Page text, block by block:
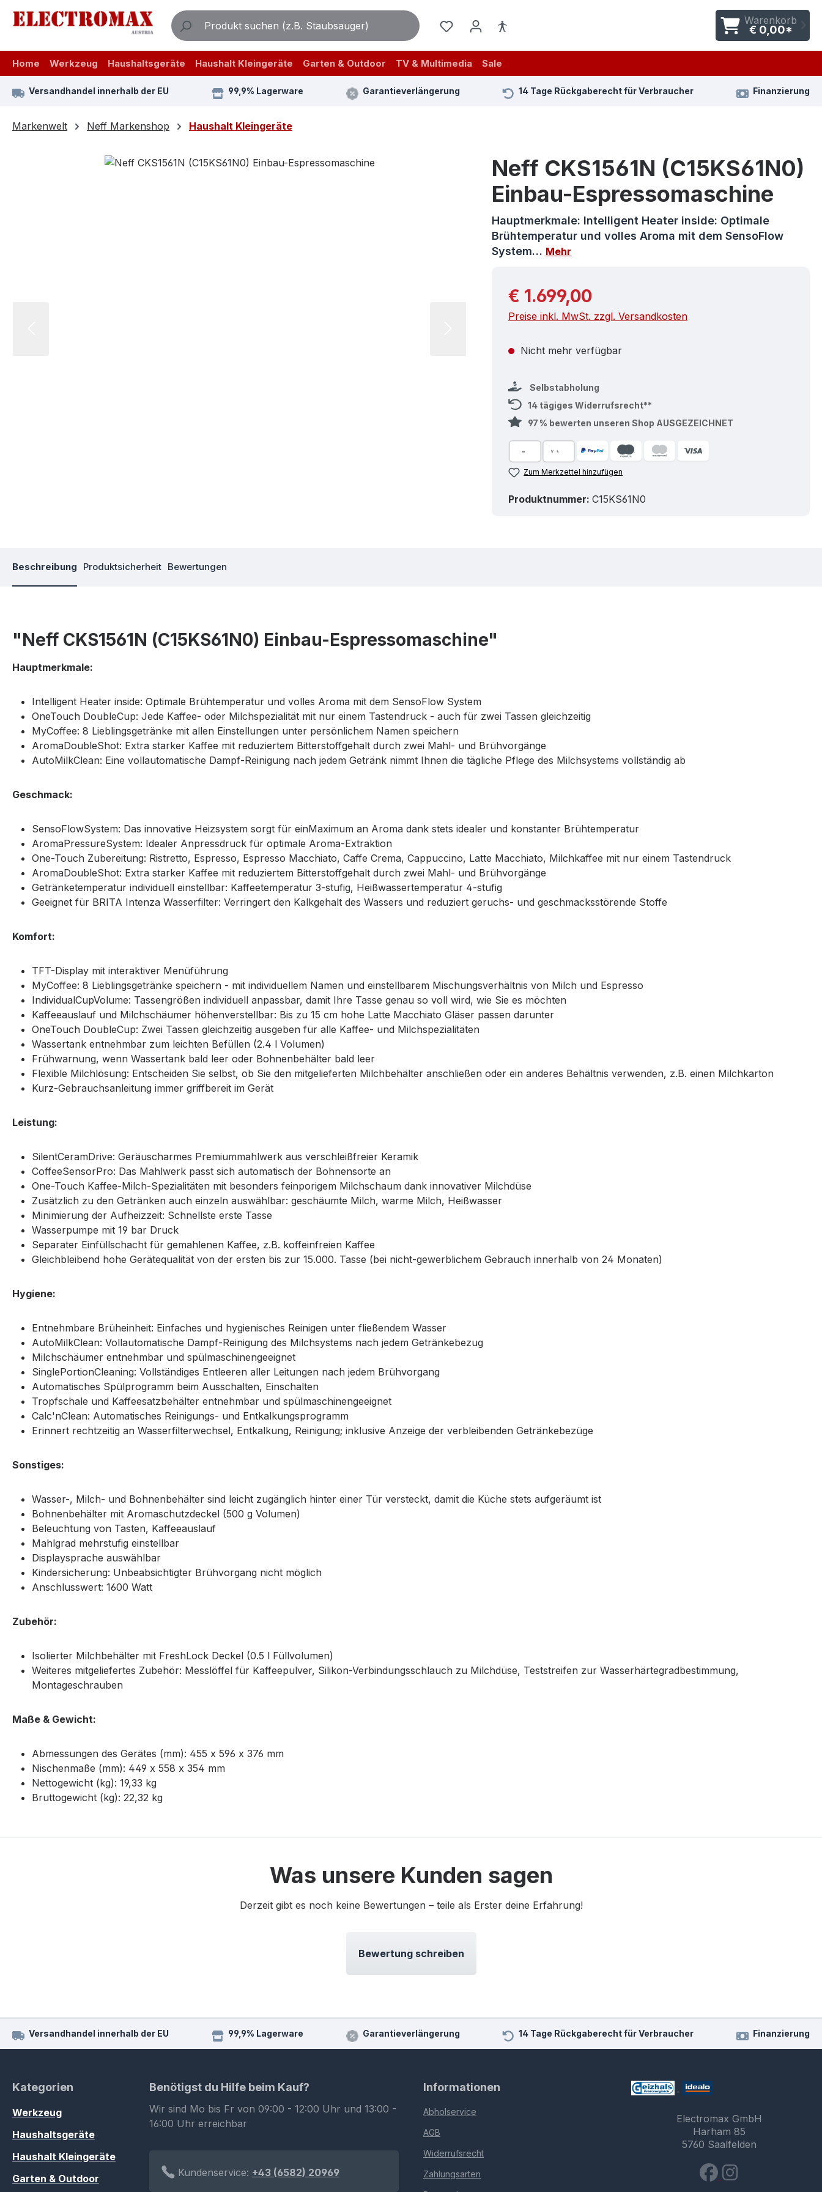
Hauptinhalt springen
Zur Suche springen
Zur Hauptnavigation springen Warenkorb
€ 0,00*
Home Werkzeug Haushaltsgeräte Haushalt Kleingeräte Garten & Outdoor TV & Multimedia Sale
Versandhandel innerhalb der EU 99,9% Lagerware Garantieverlängerung 14 Tage Rückgaberecht für Verbraucher Finanzierung
Markenwelt Neff Markenshop Haushalt Kleingeräte
Bildergalerie überspringen
Neff CKS1561N (C15KS61N0)
Einbau-Espressomaschine
Hauptmerkmale: Intelligent Heater inside: Optimale
Brühtemperatur und volles Aroma mit dem SensoFlow
System… Mehr
Regulärer Preis:
€ 1.699,00
Preise inkl. MwSt. zzgl. Versandkosten
Nicht mehr verfügbar
Selbstabholung
14 tägiges Widerrufsrecht**
97 % bewerten unseren Shop AUSGEZEICHNET
Zum Merkzettel hinzufügen
Produktnummer: C15KS61N0
Beschreibung Produktsicherheit Bewertungen
"Neff CKS1561N (C15KS61N0) Einbau-Espressomaschine"
Hauptmerkmale:
Intelligent Heater inside: Optimale Brühtemperatur und volles Aroma mit dem SensoFlow System
OneTouch DoubleCup: Jede Kaffee- oder Milchspezialität mit nur einem Tastendruck - auch für zwei Tassen gleichzeitig
MyCoffee: 8 Lieblingsgetränke mit allen Einstellungen unter persönlichem Namen speichern
AromaDoubleShot: Extra starker Kaffee mit reduziertem Bitterstoffgehalt durch zwei Mahl- und Brühvorgänge
AutoMilkClean: Eine vollautomatische Dampf-Reinigung nach jedem Getränk nimmt Ihnen die tägliche Pflege des Milchsystems vollständig ab
Geschmack:
SensoFlowSystem: Das innovative Heizsystem sorgt für einMaximum an Aroma dank stets idealer und konstanter Brühtemperatur
AromaPressureSystem: Idealer Anpressdruck für optimale Aroma-Extraktion
One-Touch Zubereitung: Ristretto, Espresso, Espresso Macchiato, Caffe Crema, Cappuccino, Latte Macchiato, Milchkaffee mit nur einem Tastendruck
AromaDoubleShot: Extra starker Kaffee mit reduziertem Bitterstoffgehalt durch zwei Mahl- und Brühvorgänge
Getränketemperatur individuell einstellbar: Kaffeetemperatur 3-stufig, Heißwassertemperatur 4-stufig
Geeignet für BRITA Intenza Wasserfilter: Verringert den Kalkgehalt des Wassers und reduziert geruchs- und geschmacksstörende Stoffe
Komfort:
TFT-Display mit interaktiver Menüführung
MyCoffee: 8 Lieblingsgetränke speichern - mit individuellem Namen und einstellbarem Mischungsverhältnis von Milch und Espresso
IndividualCupVolume: Tassengrößen individuell anpassbar, damit Ihre Tasse genau so voll wird, wie Sie es möchten
Kaffeeauslauf und Milchschäumer höhenverstellbar: Bis zu 15 cm hohe Latte Macchiato Gläser passen darunter
OneTouch DoubleCup: Zwei Tassen gleichzeitig ausgeben für alle Kaffee- und Milchspezialitäten
Wassertank entnehmbar zum leichten Befüllen (2.4 l Volumen)
Frühwarnung, wenn Wassertank bald leer oder Bohnenbehälter bald leer
Flexible Milchlösung: Entscheiden Sie selbst, ob Sie den mitgelieferten Milchbehälter anschließen oder ein anderes Behältnis verwenden, z.B. einen Milchkarton
Kurz-Gebrauchsanleitung immer griffbereit im Gerät
Leistung:
SilentCeramDrive: Geräuscharmes Premiummahlwerk aus verschleißfreier Keramik
CoffeeSensorPro: Das Mahlwerk passt sich automatisch der Bohnensorte an
One-Touch Kaffee-Milch-Spezialitäten mit besonders feinporigem Milchschaum dank innovativer Milchdüse
Zusätzlich zu den Getränken auch einzeln auswählbar: geschäumte Milch, warme Milch, Heißwasser
Minimierung der Aufheizzeit: Schnellste erste Tasse
Wasserpumpe mit 19 bar Druck
Separater Einfüllschacht für gemahlenen Kaffee, z.B. koffeinfreien Kaffee
Gleichbleibend hohe Gerätequalität von der ersten bis zur 15.000. Tasse (bei nicht-gewerblichem Gebrauch innerhalb von 24 Monaten)
Hygiene:
Entnehmbare Brüheinheit: Einfaches und hygienisches Reinigen unter fließendem Wasser
AutoMilkClean: Vollautomatische Dampf-Reinigung des Milchsystems nach jedem Getränkebezug
Milchschäumer entnehmbar und spülmaschinengeeignet
SinglePortionCleaning: Vollständiges Entleeren aller Leitungen nach jedem Brühvorgang
Automatisches Spülprogramm beim Ausschalten, Einschalten
Tropfschale und Kaffeesatzbehälter entnehmbar und spülmaschinengeeignet
Calc'nClean: Automatisches Reinigungs- und Entkalkungsprogramm
Erinnert rechtzeitig an Wasserfilterwechsel, Entkalkung, Reinigung; inklusive Anzeige der verbleibenden Getränkebezüge
Sonstiges:
Wasser-, Milch- und Bohnenbehälter sind leicht zugänglich hinter einer Tür versteckt, damit die Küche stets aufgeräumt ist
Bohnenbehälter mit Aromaschutzdeckel (500 g Volumen)
Beleuchtung von Tasten, Kaffeeauslauf
Mahlgrad mehrstufig einstellbar
Displaysprache auswählbar
Kindersicherung: Unbeabsichtigter Brühvorgang nicht möglich
Anschlusswert: 1600 Watt
Zubehör:
Isolierter Milchbehälter mit FreshLock Deckel (0.5 l Füllvolumen)
Weiteres mitgeliefertes Zubehör: Messlöffel für Kaffeepulver, Silikon-Verbindungsschlauch zu Milchdüse, Teststreifen zur Wasserhärtegradbestimmung,
Montageschrauben
Maße & Gewicht:
Abmessungen des Gerätes (mm): 455 x 596 x 376 mm
Nischenmaße (mm): 449 x 558 x 354 mm
Nettogewicht (kg): 19,33 kg
Bruttogewicht (kg): 22,32 kg
Was unsere Kunden sagen
Derzeit gibt es noch keine Bewertungen – teile als Erster deine Erfahrung!
Bewertung schreiben
Versandhandel innerhalb der EU 99,9% Lagerware Garantieverlängerung 14 Tage Rückgaberecht für Verbraucher Finanzierung
Kategorien
Werkzeug
Haushaltsgeräte
Haushalt Kleingeräte
Garten & Outdoor
Benötigst du Hilfe beim Kauf?
Wir sind Mo bis Fr von 09:00 - 12:00 Uhr und 13:00 -
16:00 Uhr erreichbar
Kundenservice: +43 (6582) 20969
Informationen
Abholservice
AGB
Widerrufsrecht
Zahlungsarten
Electromax GmbH
Harham 85
5760 Saalfelden